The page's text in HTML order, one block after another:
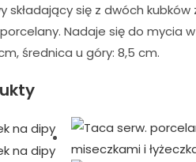
się z dwóch kubków
Nadaje się do mycia
średnica u góry: 8,5 cm.